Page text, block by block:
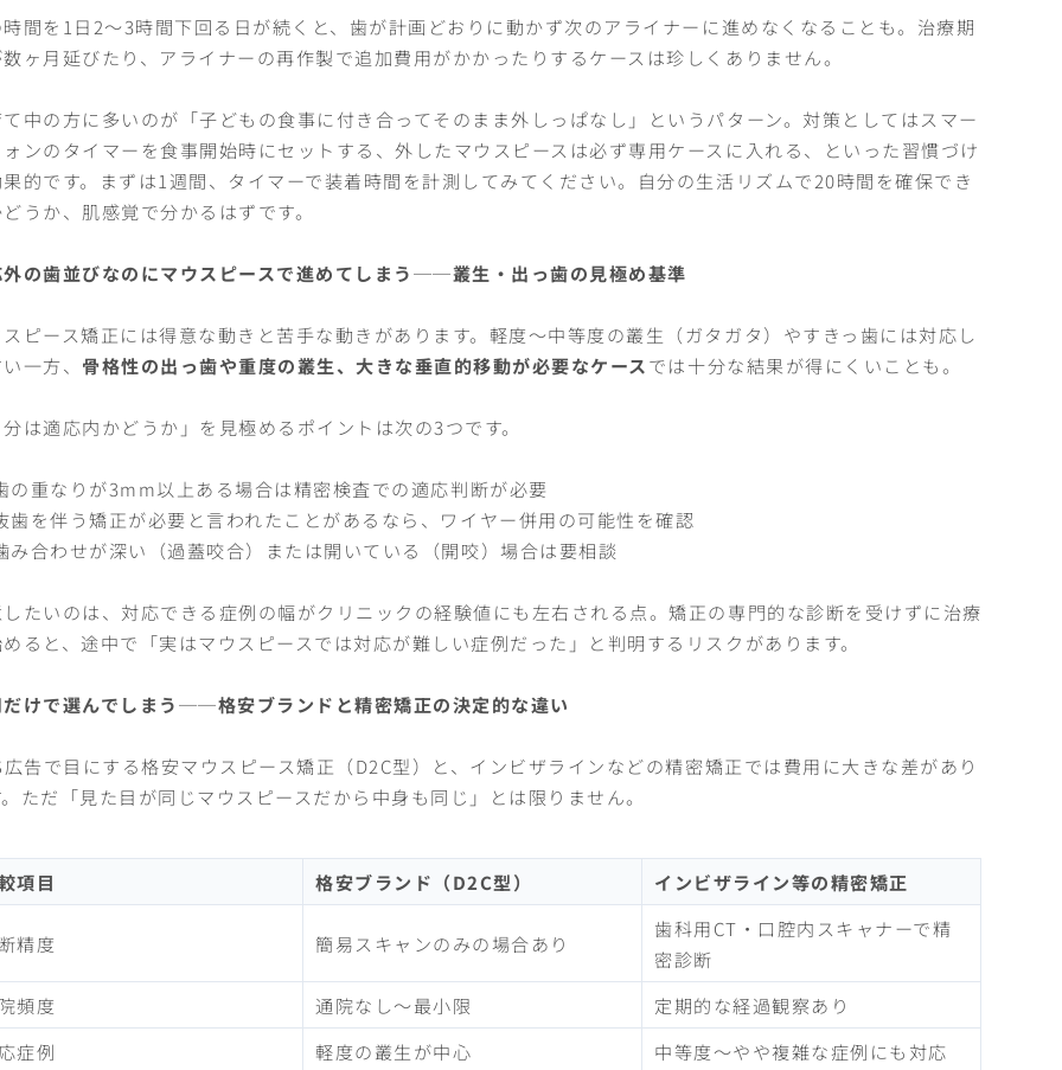
間を1日2〜3時間下回る日が続くと、歯が計画どおりに動かず次のアライナーに進めなくなることも。治療期
ヶ月延びたり、アライナーの再作製で追加費用がかかったりするケースは珍しくありません。
中の方に多いのが「子どもの食事に付き合ってそのまま外しっぱなし」というパターン。対策としてはスマー
ンのタイマーを食事開始時にセットする、外したマウスピースは必ず専用ケースに入れる、といった習慣づけ
的です。まずは1週間、タイマーで装着時間を計測してみてください。自分の生活リズムで20時間を確保でき
うか、肌感覚で分かるはずです。
の歯並びなのにマウスピースで進めてしまう──叢生・出っ歯の見極め基準
ピース矯正には得意な動きと苦手な動きがあります。軽度〜中等度の叢生（ガタガタ）やすきっ歯には対応し
一方、 骨格性の出っ歯や重度の叢生、大きな垂直的移動が必要なケースでは十分な結果が得にくいことも。
は適応内かどうか」を見極めるポイントは次の3つです。
の重なりが3mm以上ある場合は精密検査での適応判断が必要
歯を伴う矯正が必要と言われたことがあるなら、ワイヤー併用の可能性を確認
み合わせが深い（過蓋咬合）または開いている（開咬）場合は要相談
たいのは、対応できる症例の幅がクリニックの経験値にも左右される点。矯正の専門的な診断を受けずに治療
ると、途中で「実はマウスピースでは対応が難しい症例だった」と判明するリスクがあります。
けで選んでしまう──格安ブランドと精密矯正の決定的な違い
告で目にする格安マウスピース矯正（D2C型）と、インビザラインなどの精密矯正では費用に大きな差があり
ただ「見た目が同じマウスピースだから中身も同じ」とは限りません。
項目 格安ブランド（D2C型） インビザライン等の精密矯正
精度 簡易スキャンのみの場合あり
歯科用CT・口腔内スキャナーで精
密診断
頻度
通院なし〜最小限
定期的な経過観察あり
症例
軽度の叢生が中心 中等度〜やや複雑な症例にも対応